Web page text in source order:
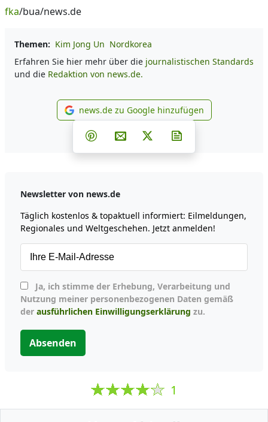
fka/bua/news.de
Themen: Kim Jong Un Nordkorea
Erfahren Sie hier mehr über die journalistischen Standards
und die Redaktion von news.de.
news.de zu Google
news.de zu Google hinzufügen
Teilen auf Facebook
Teilen auf Whatsapp
Teilen auf Telegram
Teilen auf Pinterest
Per E-Mail teilen
Post auf X
Newsletter von news.de
Täglich kostenlos & topaktuell informiert: Eilmeldungen,
Regionales und Weltgeschehen. Jetzt anmelden!
Nutzung meiner personenbezogenen Daten gemäß
der ausführlichen Einwilligungserklärung zu.
Absenden
1